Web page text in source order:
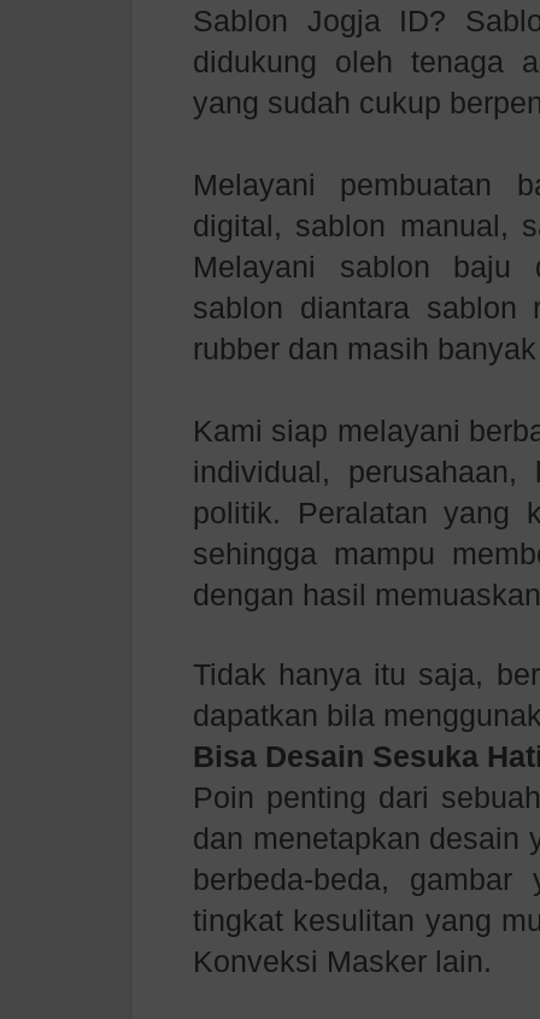
Sablon Jogja ID?
didukung oleh tenaga
yang sudah cukup
Melayani pembuatan
digital, sablon manual,
Melayani sablon baju
sablon diantara sablon
rubber dan masih
Kami siap melayani
individual,
politik. Peralatan yang
sehingga mampu
dengan hasil
Tidak hanya itu saja,
dapatkan bila
Bisa Desain Sesuka
Poin penting dari
dan menetapkan desain
berbeda-beda,
tingkat kesulitan yang
Konveksi Masker lain.